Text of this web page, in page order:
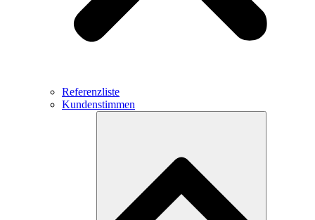
Referenzliste
Kundenstimmen